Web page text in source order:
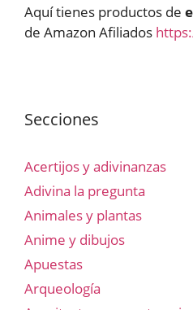
Aquí tienes productos de
de Amazon Afiliados
Secciones
Acertijos y adivinanzas
Adivina la pregunta
Animales y plantas
Anime y dibujos
Apuestas
Arqueología